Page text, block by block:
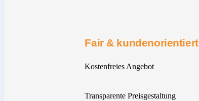
Fair & kundenorientiert
Kostenfreies Angebot
Transparente Preisgestaltung